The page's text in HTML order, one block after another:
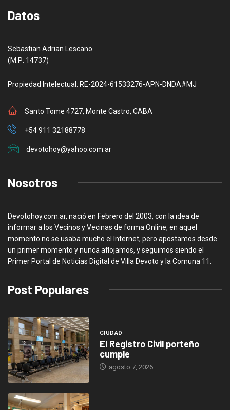
Datos
Sebastian Adrian Lescano
(M.P: 14737)
Propiedad Intelectual: RE-2024-61533276-APN-DNDA#MJ
Santo Tome 4727, Monte Castro, CABA
+54 911 32188778
devotohoy@yahoo.com.ar
Nosotros
Devotohoy.com.ar, nació en Febrero del 2003, con la idea de
informar a los Vecinos y Vecinas de forma Online, en aquel
momento no se usaba mucho el Internet, pero apostamos desde
un primer momento y nunca aflojamos, y seguimos siendo el
Primer Portal de Noticias Digital de Villa Devoto y la Comuna 11.
Post Populares
CIUDAD
El Registro Civil porteño
cumple
agosto 7, 2026